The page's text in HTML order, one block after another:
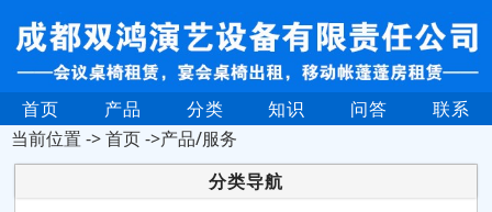
首页 产品 分类 知识 问答
联系
当前位置 ->首页->产品/服务
分类导航